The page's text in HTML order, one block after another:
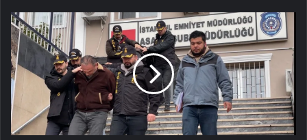
Ortaköy’de
adam
kaçırdılar!
'Abin
elimizde
para
gönder'
mesajı
attılar!